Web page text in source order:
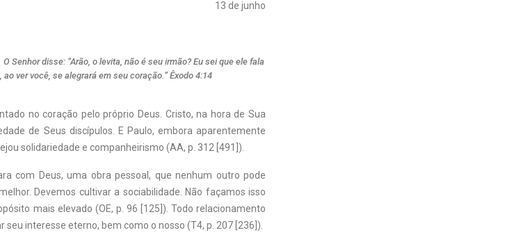
13 de junho
Senhor disse: “Arão, o levita, não é seu irmão? Eu sei que ele fala
ver você, se alegrará em seu coração.” Êxodo 4:14
no coração pelo próprio Deus. Cristo, na hora de Sua
de Seus discípulos. E Paulo, embora aparentemente
solidariedade e companheirismo (AA, p. 312 [491]).
com Deus, uma obra pessoal, que nenhum outro pode
Devemos cultivar a sociabilidade. Não façamos isso
mais elevado (OE, p. 96 [125]). Todo relacionamento
interesse eterno, bem como o nosso (T4, p. 207 [236]).